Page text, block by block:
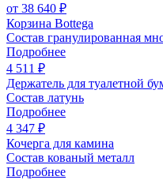
от 38 640 ₽
Корзина Bottega
Состав гранулированная
Подробнее
4 511 ₽
Держатель для туалетной
Состав латунь
Подробнее
4 347 ₽
Кочерга для камина
Состав кованый металл
Подробнее